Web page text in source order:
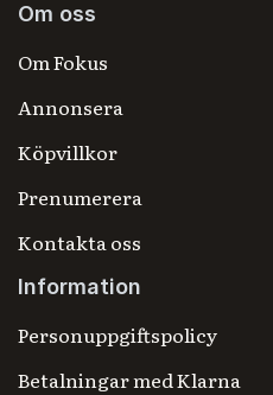
Om oss
Om Fokus
Annonsera
Köpvillkor
Prenumerera
Kontakta oss
Information
Personuppgiftspolicy
Betalningar med Klarna